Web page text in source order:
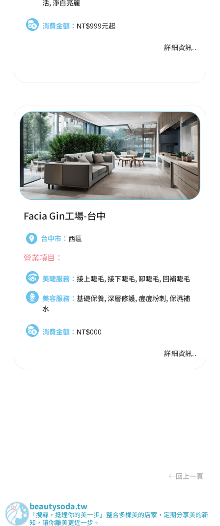
活, 淨白亮麗
消費金額： NT$999元起
詳細資訊..
Facia Gin工場-台中
台中市： 西區
營業項目：
美睫服務： 接上睫毛, 接下睫毛, 卸睫毛, 回補睫毛
美容服務： 基礎保養, 深層修護, 痘痘粉刺, 保濕補
水
消費金額： NT$000
詳細資訊..
回上一頁
beautysoda.tw
「搜尋，抵達你的美一步」整合多樣美的店家，定期分享美的新
知，讓你離美更近一步。